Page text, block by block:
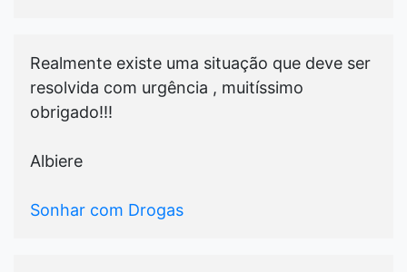
Realmente existe uma situação que deve ser
resolvida com urgência , muitíssimo
obrigado!!!
Albiere
Sonhar com Drogas